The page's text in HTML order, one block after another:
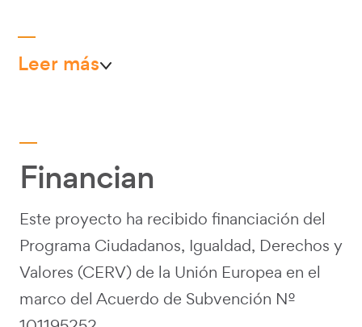
Leer más
Financian
Este proyecto ha recibido financiación del
Programa Ciudadanos, Igualdad, Derechos y
Valores (CERV) de la Unión Europea en el
marco del Acuerdo de Subvención Nº